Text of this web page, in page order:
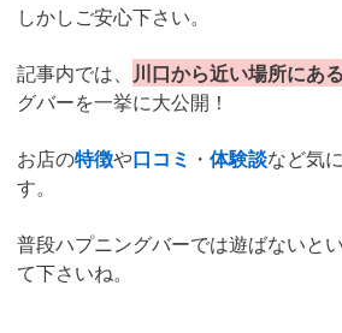
しかしご安心下さい。
記事内では、 川口から近い場所にある
グバーを一挙に大公開！
お店の特徴や口コミ ・ 体験談など気
す。
普段ハプニングバーでは遊ばないと
て下さいね。